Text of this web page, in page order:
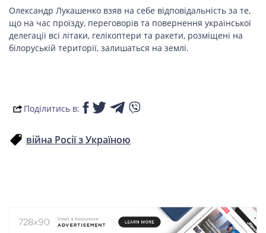
Подорожі
Україною
COVID-19
BEAUTY
Олександр Лукашенко взяв на себе відповідальність за те,
що на час проїзду, переговорів та повернення української
делегації всі літаки, гелікоптери та ракети, розміщені на
білоруській території, залишаться на землі.
Поділитись в:
війна Росії з Україною